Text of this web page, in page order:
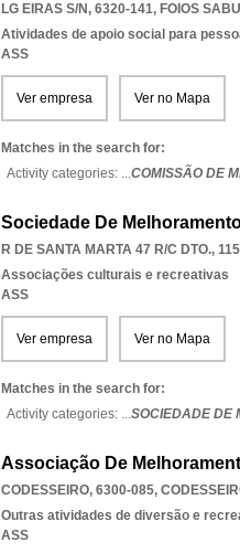
LG EIRAS S/N, 6320-141, FOIOS
Atividades de apoio social para
ASS
Ver empresa Ver no Mapa
Matches in the search for:
Activity categories: ...COMISSÃO DE
Sociedade De
R DE SANTA MARTA 47 R/C DTO.,
Associações culturais e recreativas
ASS
Ver empresa Ver no Mapa
Matches in the search for:
Activity categories: ...SOCIEDADE DE
Associação De
CODESSEIRO, 6300-085,
Outras atividades de diversão e
ASS